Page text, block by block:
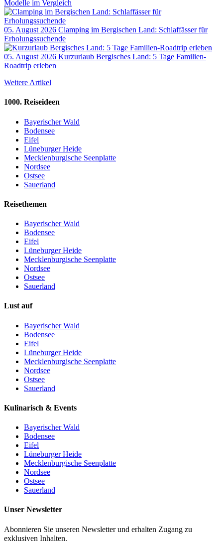
Modelle im Vergleich
05. August 2026 Clamping im Bergischen Land: Schlaffässer für
Erholungssuchende
05. August 2026 Kurzurlaub Bergisches Land: 5 Tage Familien-
Roadtrip erleben
Weitere Artikel
1000. Reiseideen
Bayerischer Wald
Bodensee
Eifel
Lüneburger Heide
Mecklenburgische Seenplatte
Nordsee
Ostsee
Sauerland
Reisethemen
Bayerischer Wald
Bodensee
Eifel
Lüneburger Heide
Mecklenburgische Seenplatte
Nordsee
Ostsee
Sauerland
Lust auf
Bayerischer Wald
Bodensee
Eifel
Lüneburger Heide
Mecklenburgische Seenplatte
Nordsee
Ostsee
Sauerland
Kulinarisch & Events
Bayerischer Wald
Bodensee
Eifel
Lüneburger Heide
Mecklenburgische Seenplatte
Nordsee
Ostsee
Sauerland
Unser Newsletter
Abonnieren Sie unseren Newsletter und erhalten Zugang zu
exklusiven Inhalten.